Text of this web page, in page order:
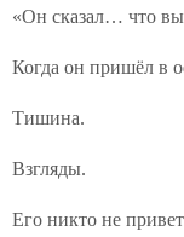
«Он сказал… что вы
Когда он пришёл в
Тишина.
Взгляды.
Его никто не